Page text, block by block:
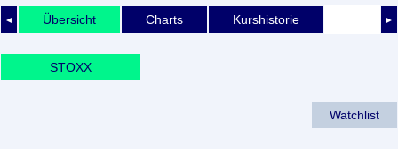
◄ ►
Übersicht Charts Kurshistorie
STOXX
Watchlist